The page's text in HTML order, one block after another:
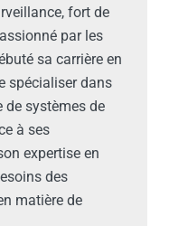
fort de
par les
sa carrière en
spécialiser dans
de systèmes de
à ses
expertise en
des
matière de